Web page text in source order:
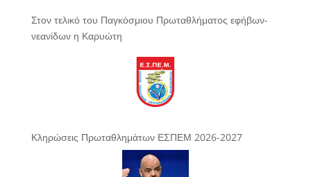
Στον τελικό του Παγκόσμιου Πρωταθλήματος εφήβων-
νεανίδων η Καρυώτη
Κληρώσεις Πρωταθλημάτων ΕΣΠΕΜ 2026-2027